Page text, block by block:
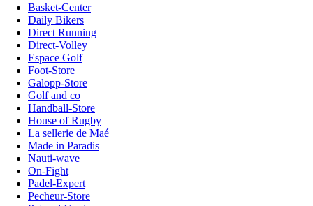
Basket-Center
Daily Bikers
Direct Running
Direct-Volley
Espace Golf
Foot-Store
Galopp-Store
Golf and co
Handball-Store
House of Rugby
La sellerie de Maé
Made in Paradis
Nauti-wave
On-Fight
Padel-Expert
Pecheur-Store